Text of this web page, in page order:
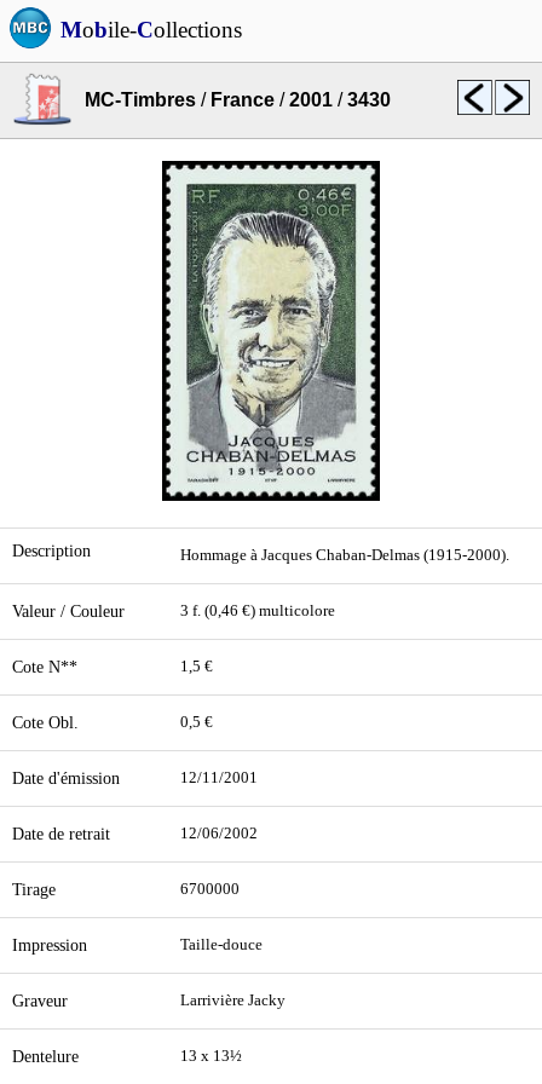
Mobile-Collections
MC-Timbres / France /2001 /3430
Description Hommage à Jacques Chaban-Delmas (1915-2000).
Valeur / Couleur 3 f. (0,46 €) multicolore
Cote N** 1,5 €
Cote Obl. 0,5 €
Date d'émission 12/11/2001
Date de retrait 12/06/2002
Tirage 6700000
Impression Taille-douce
Graveur Larrivière Jacky
Dentelure 13 x 13½